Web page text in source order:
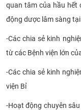
quan tâm của hầu hết
động dược lâm sàng
-Các chia sẻ kinh
từ các Bệnh viện lớn
-Các chia sẻ kinh
viện Bỉ
-Hoạt động chuyên